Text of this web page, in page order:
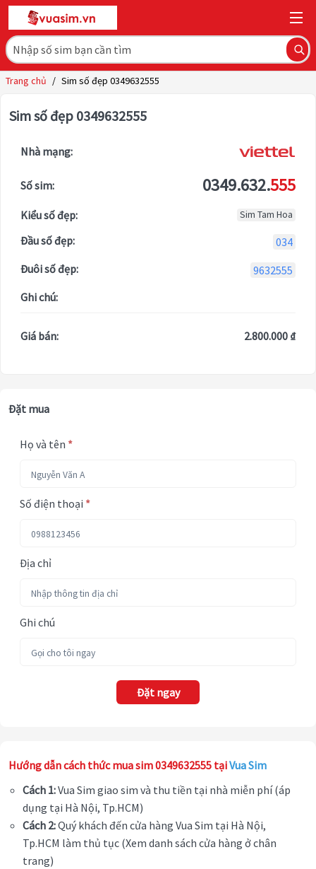
Trang chủ / Sim số đẹp 0349632555
Sim số đẹp 0349632555
Nhà mạng:
Số sim: 0349.632.555
Kiểu số đẹp: Sim Tam Hoa
Đầu số đẹp:
034
Đuôi số đẹp:
9632555
Ghi chú:
Giá bán: 2.800.000 ₫
Đặt mua
Họ và tên *
Số điện thoại *
Địa chỉ
Ghi chú
Đặt ngay
Hướng dẫn cách thức mua sim 0349632555 tạiVua Sim
Cách 1:Vua Sim giao sim và thu tiền tại nhà miễn phí (áp
dụng tại Hà Nội, Tp.HCM)
Cách 2:Quý khách đến cửa hàng Vua Sim tại Hà Nội,
Tp.HCM làm thủ tục (Xem danh sách cửa hàng ở chân
trang)